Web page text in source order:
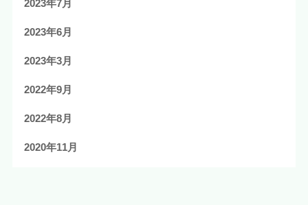
2023年7月
2023年6月
2023年3月
2022年9月
2022年8月
2020年11月